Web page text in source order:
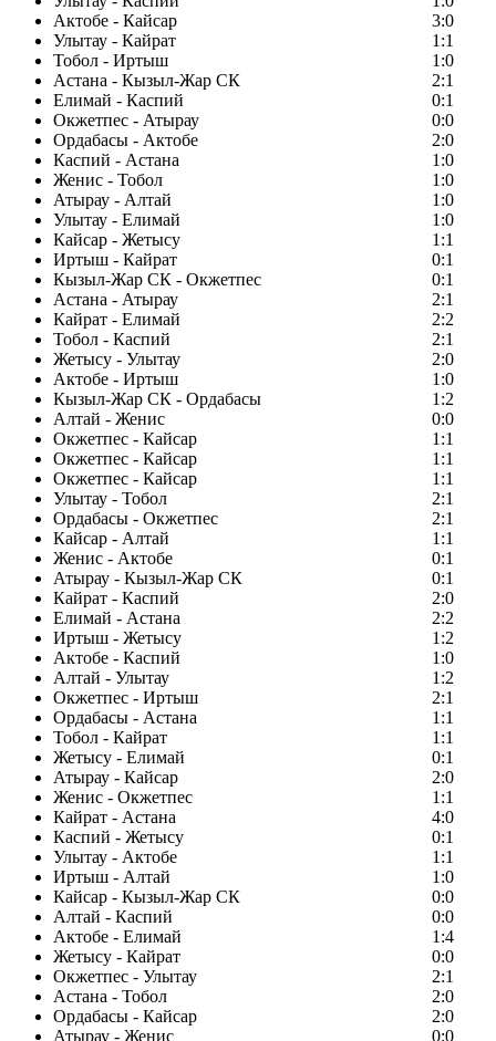
Актобе - Кайсар
3:0
Улытау - Кайрат
1:1
Тобол - Иртыш
1:0
Астана - Кызыл-Жар СК
2:1
Елимай - Каспий
0:1
Окжетпес - Атырау
0:0
Ордабасы - Актобе
2:0
Каспий - Астана
1:0
Женис - Тобол
1:0
Атырау - Алтай
1:0
Улытау - Елимай
1:0
Кайсар - Жетысу
1:1
Иртыш - Кайрат
0:1
Кызыл-Жар СК - Окжетпес
0:1
Астана - Атырау
2:1
Кайрат - Елимай
2:2
Тобол - Каспий
2:1
Жетысу - Улытау
2:0
Актобе - Иртыш
1:0
Кызыл-Жар СК - Ордабасы
1:2
Алтай - Женис
0:0
Окжетпес - Кайсар
1:1
Окжетпес - Кайсар
1:1
Окжетпес - Кайсар
1:1
Улытау - Тобол
2:1
Ордабасы - Окжетпес
2:1
Кайсар - Алтай
1:1
Женис - Актобе
0:1
Атырау - Кызыл-Жар СК
0:1
Кайрат - Каспий
2:0
Елимай - Астана
2:2
Иртыш - Жетысу
1:2
Актобе - Каспий
1:0
Алтай - Улытау
1:2
Окжетпес - Иртыш
2:1
Ордабасы - Астана
1:1
Тобол - Кайрат
1:1
Жетысу - Елимай
0:1
Атырау - Кайсар
2:0
Женис - Окжетпес
1:1
Кайрат - Астана
4:0
Каспий - Жетысу
0:1
Улытау - Актобе
1:1
Иртыш - Алтай
1:0
Кайсар - Кызыл-Жар СК
0:0
Алтай - Каспий
0:0
Актобе - Елимай
1:4
Жетысу - Кайрат
0:0
Окжетпес - Улытау
2:1
Астана - Тобол
2:0
Ордабасы - Кайсар
2:0
Атырау - Женис
0:0